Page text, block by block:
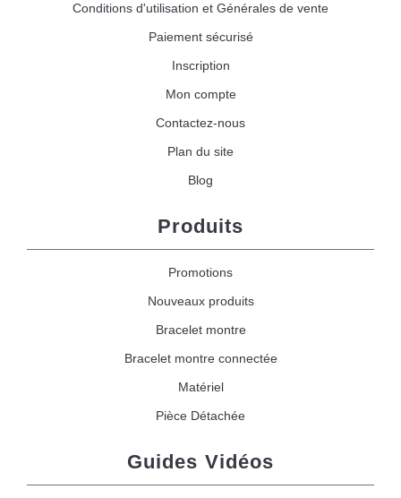
Conditions d'utilisation et Générales de vente
Paiement sécurisé
Inscription
Mon compte
Contactez-nous
Plan du site
Blog
Produits
Promotions
Nouveaux produits
Bracelet montre
Bracelet montre connectée
Matériel
Pièce Détachée
Guides Vidéos